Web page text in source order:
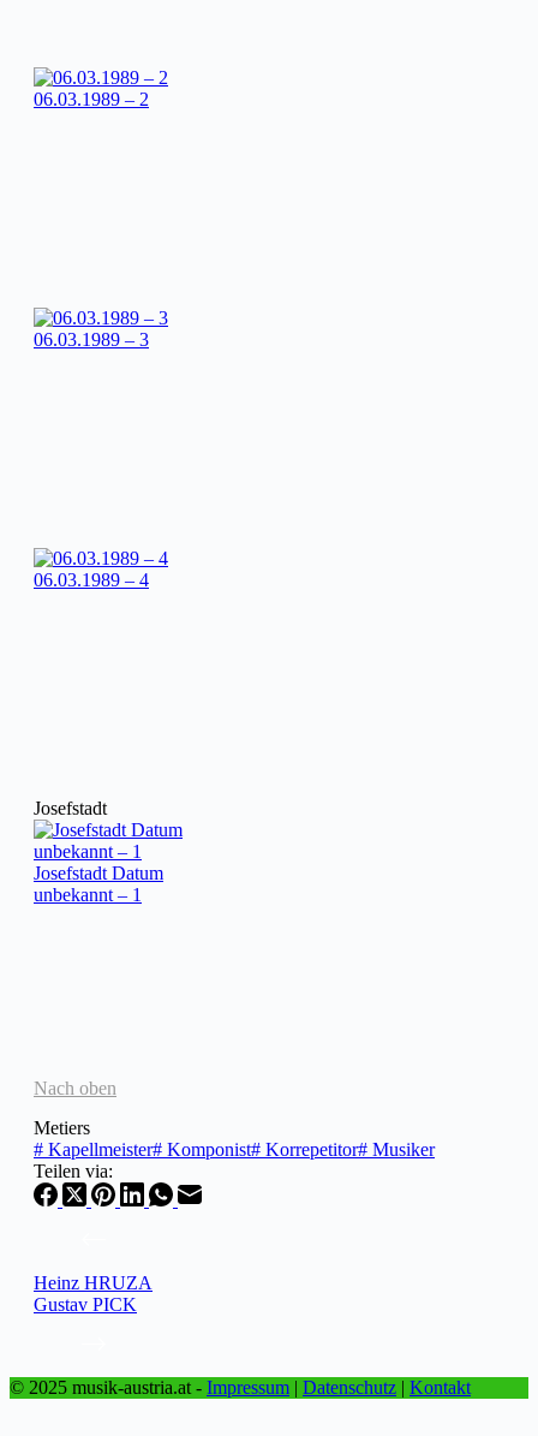
06.03.1989 – 2
06.03.1989 – 3
06.03.1989 – 4
Josefstadt
Josefstadt Datum
unbekannt – 1
Nach oben
Metiers
# Kapellmeister# Komponist# Korrepetitor# Musiker
Teilen via:
Heinz HRUZA
Gustav PICK
© 2025 musik-austria.at - Impressum | Datenschutz | Kontakt